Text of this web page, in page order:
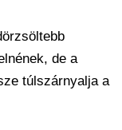
de a
túlszárnyalja a